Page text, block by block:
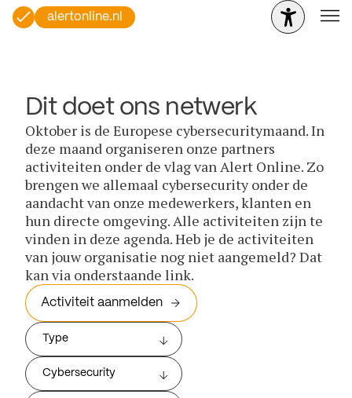
alertonline.nl
Dit doet ons netwerk
Oktober is de Europese cybersecuritymaand. In
deze maand organiseren onze partners
activiteiten onder de vlag van Alert Online. Zo
brengen we allemaal cybersecurity onder de
aandacht van onze medewerkers, klanten en
hun directe omgeving. Alle activiteiten zijn te
vinden in deze agenda. Heb je de activiteiten
van jouw organisatie nog niet aangemeld? Dat
kan via onderstaande link.
Activiteit aanmelden
Type
Cybersecurity